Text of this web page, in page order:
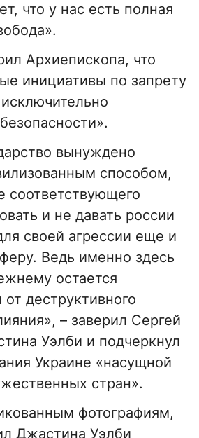
что у нас есть полная
Архиепископа, что
инициативы по запрету
вынуждено
способом,
соответствующего
и не давать россии
своей агрессии еще и
Ведь именно здесь
остается
деструктивного
– заверил Сергей
Уэлби и подчеркнул
Украине «насущной
стран».
фотографиям,
Джастина Уэлби